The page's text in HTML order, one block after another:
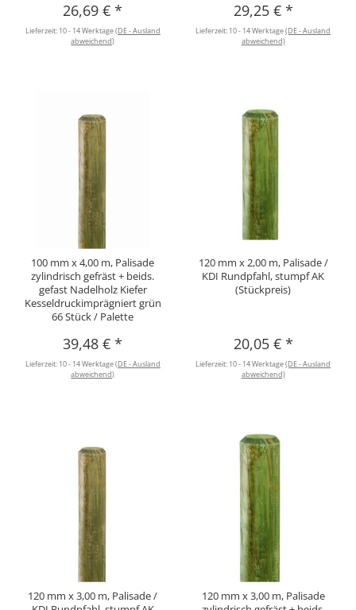
26,69 €*
Lieferzeit: 10 - 14 Werktage(DE - Ausland
abweichend)
29,25 € *
Lieferzeit: 10 - 14 Werktage(DE - Ausland
abweichend)
100 mm x 4,00 m, Palisade
zylindrisch gefräst + beids.
gefast Nadelholz Kiefer
Kesseldruckimprägniert grün
66 Stück / Palette
39,48 €*
Lieferzeit: 10 - 14 Werktage(DE - Ausland
abweichend)
120 mm x 2,00 m, Palisade /
KDI Rundpfahl, stumpf AK
(Stückpreis)
20,05 € *
Lieferzeit: 10 - 14 Werktage(DE - Ausland
abweichend)
120 mm x 3,00 m, Palisade /
120 mm x 3,00 m, Palisade